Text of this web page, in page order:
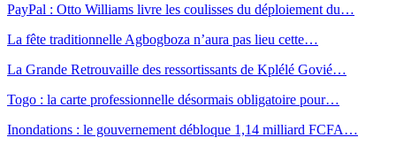
PayPal : Otto Williams livre les coulisses du déploiement du…
La fête traditionnelle Agbogboza n’aura pas lieu cette…
La Grande Retrouvaille des ressortissants de Kplélé Govié…
Togo : la carte professionnelle désormais obligatoire pour…
Inondations : le gouvernement débloque 1,14 milliard FCFA…